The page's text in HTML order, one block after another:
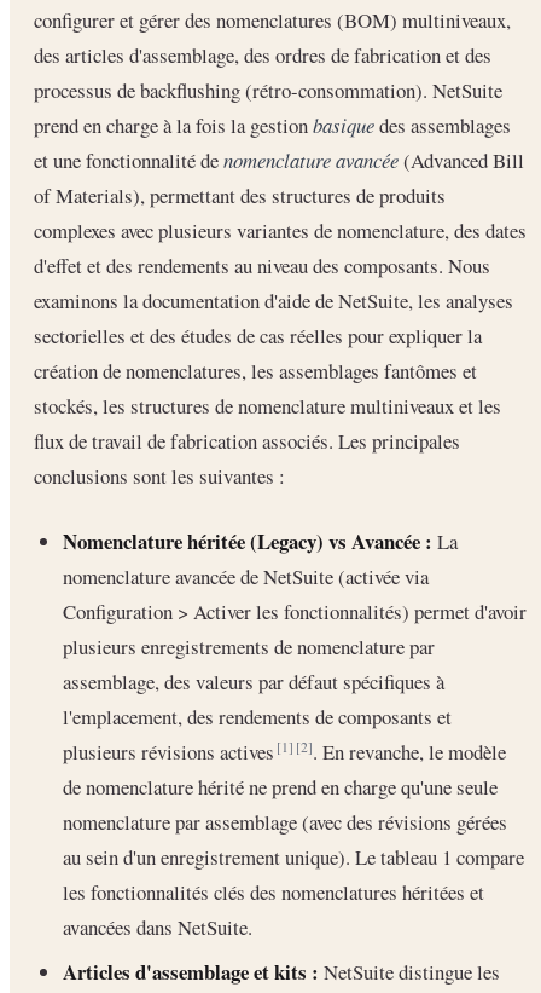
configurer et gérer des nomenclatures (BOM) multiniveaux,
des articles d'assemblage, des ordres de fabrication et des
processus de backflushing (rétro-consommation). NetSuite
prend en charge à la fois la gestionbasiquedes assemblages
et une fonctionnalité denomenclature avancée(Advanced Bill
of Materials), permettant des structures de produits
complexes avec plusieurs variantes de nomenclature, des dates
d'effet et des rendements au niveau des composants. Nous
examinons la documentation d'aide de NetSuite, les analyses
sectorielles et des études de cas réelles pour expliquer la
création de nomenclatures, les assemblages fantômes et
stockés, les structures de nomenclature multiniveaux et les
flux de travail de fabrication associés. Les principales
conclusions sont les suivantes :
Nomenclature héritée (Legacy) vs Avancée : La
nomenclature avancée de NetSuite (activée via
Configuration > Activer les fonctionnalités) permet d'avoir
plusieurs enregistrements de nomenclature par
assemblage, des valeurs par défaut spécifiques à
l'emplacement, des rendements de composants et
plusieurs révisions actives[1] [2]. En revanche, le modèle
de nomenclature hérité ne prend en charge qu'une seule
nomenclature par assemblage (avec des révisions gérées
au sein d'un enregistrement unique). Le tableau 1 compare
les fonctionnalités clés des nomenclatures héritées et
avancées dans NetSuite.
Articles d'assemblage et kits : NetSuite distingue les